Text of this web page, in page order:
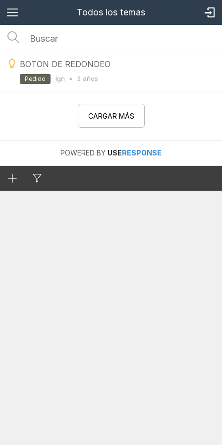
Todos los temas
BOTON DE REDONDEO
Ign • 3 años
Pedido
CARGAR MÁS
POWERED BY USERESPONSE